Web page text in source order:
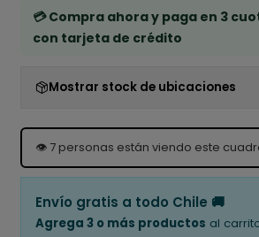
💳 Compra ahora y paga en 3
con tarjeta de crédito
Mostrar stock de ubicaciones
👁️ 7personas están viendo este
Envío gratis a todo Chile 🚚
Agrega 3 o más productos al